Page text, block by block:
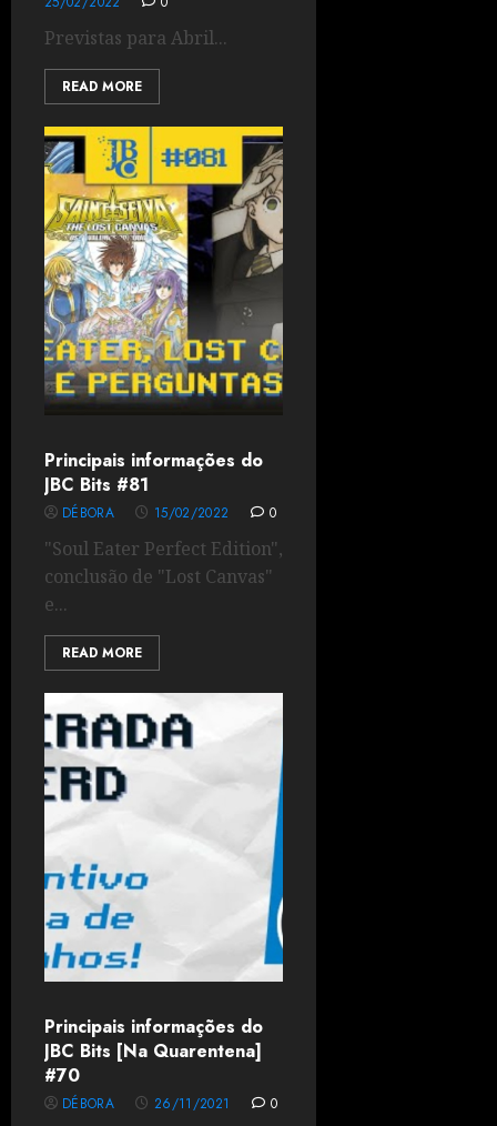
Previstas para Abril...
READ MORE
Principais informações do
JBC Bits #81
DÉBORA 15/02/2022 0
"Soul Eater Perfect Edition",
conclusão de "Lost Canvas"
e...
READ MORE
Principais informações do
JBC Bits [Na Quarentena]
#70
DÉBORA 26/11/2021 0